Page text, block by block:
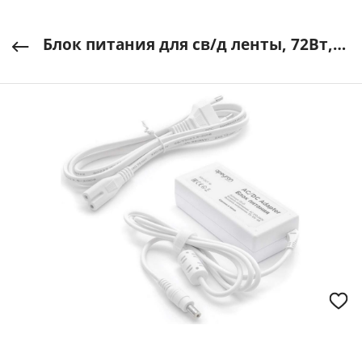
Блок питания для св/д ленты, 72Вт,12В, IP44, 6А разъем 25х55мм пласт 135х60х35мм APEYRON арт. 03-21